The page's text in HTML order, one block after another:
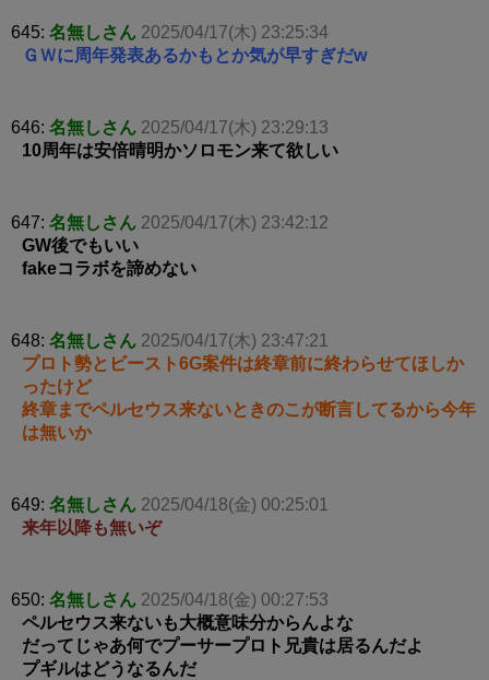
645: 名無しさん 2025/04/17(木) 23:25:34
ＧＷに周年発表あるかもとか気が早すぎだw
646: 名無しさん 2025/04/17(木) 23:29:13
10周年は安倍晴明かソロモン来て欲しい
647: 名無しさん 2025/04/17(木) 23:42:12
GW後でもいい
fakeコラボを諦めない
648: 名無しさん 2025/04/17(木) 23:47:21
プロト勢とビースト6G案件は終章前に終わらせてほしか
ったけど
終章までペルセウス来ないときのこが断言してるから今年
は無いか
649: 名無しさん 2025/04/18(金) 00:25:01
来年以降も無いぞ
650: 名無しさん 2025/04/18(金) 00:27:53
ペルセウス来ないも大概意味分からんよな
だってじゃあ何でプーサープロト兄貴は居るんだよ
プギルはどうなるんだ